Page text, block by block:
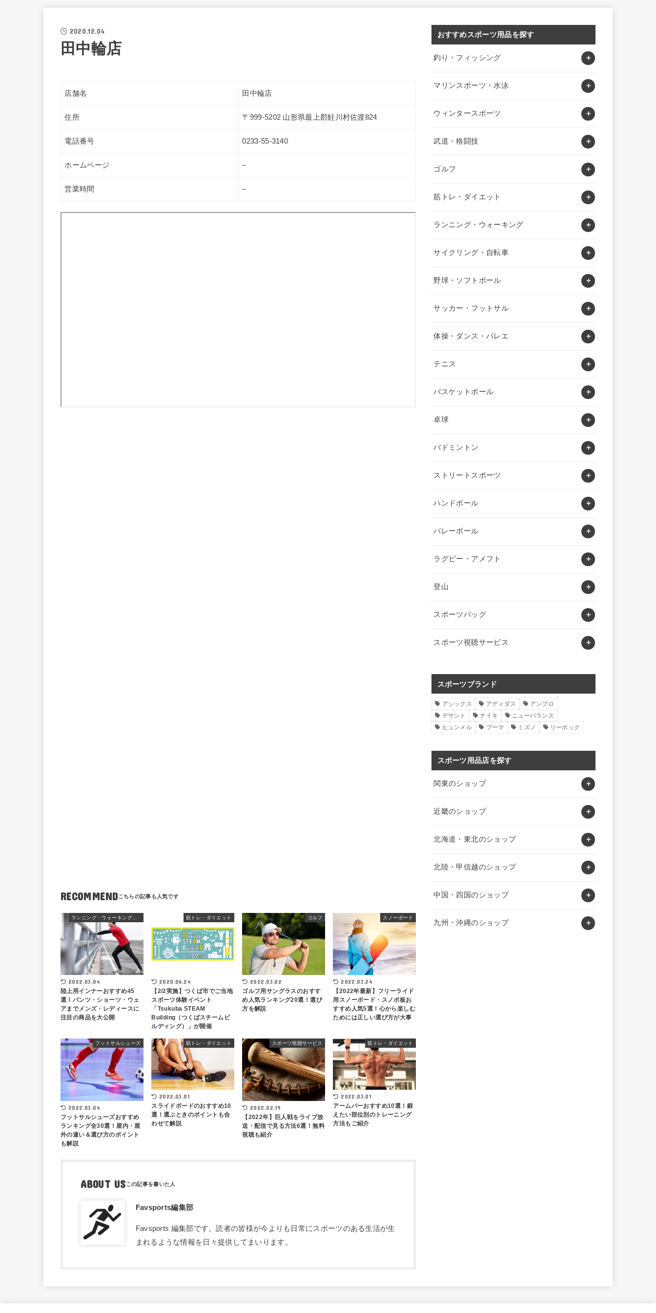
2020.12.04
田中輪店
店舗名 田中輪店
住所 〒999-5202 山形県最上郡鮭川村佐渡824
電話番号 0233-55-3140
ホームページ –
営業時間 –
RECOMMEND
ランニング・ウォーキングウェア
2022.03.04
陸上用インナーおすすめ45
選！パンツ・ショーツ・ウェ
アまでメンズ・レディースに
注目の商品を大公開
筋トレ・ダイエット
2020.06.24
【2/2実施】つくば市でご当地
スポーツ体験イベント
「Tsukuba STEAM
Building（つくばスチームビ
ルディング）」が開催
ゴルフ
2022.03.02
ゴルフ用サングラスのおすす
め人気ランキング20選！選び
方を解説
スノーボード
2022.03.24
【2022年最新】フリーライド
用スノーボード・スノボ板お
すすめ人気5選！心から楽しむ
ためには正しい選び方が大事
フットサルシューズ
2022.03.04
フットサルシューズおすすめ
ランキング全30選！屋内・屋
外の違い＆選び方のポイント
も解説
筋トレ・ダイエット
2022.03.01
スライドボードのおすすめ10
選！選ぶときのポイントも合
わせて解説
スポーツ視聴サービス
2022.02.19
【2022年】巨人戦をライブ放
送・配信で見る方法6選！無料
視聴も紹介
筋トレ・ダイエット
2022.03.01
アームバーおすすめ10選！鍛
えたい部位別のトレーニング
方法もご紹介
ABOUT US
Favsports編集部
Favsports 編集部です。読者の皆様が今よりも日常にスポーツのある生活が生
まれるような情報を日々提供してまいります。
おすすめスポーツ用品を探す
釣り・フィッシング
マリンスポーツ・水泳
ウィンタースポーツ
武道・格闘技
ゴルフ
筋トレ・ダイエット
ランニング・ウォーキング
サイクリング・自転車
野球・ソフトボール
サッカー・フットサル
体操・ダンス・バレエ
テニス
バスケットボール
卓球
バドミントン
ストリートスポーツ
ハンドボール
バレーボール
ラグビー・アメフト
登山
スポーツバッグ
スポーツ視聴サービス
スポーツブランド
アシックス アディダス
アンブロ
デサント
ナイキ
ニューバランス
ヒュンメル
プーマ ミズノ リーボック
スポーツ用品店を探す
関東のショップ
近畿のショップ
北海道・東北のショップ
北陸・甲信越のショップ
中国・四国のショップ
九州・沖縄のショップ